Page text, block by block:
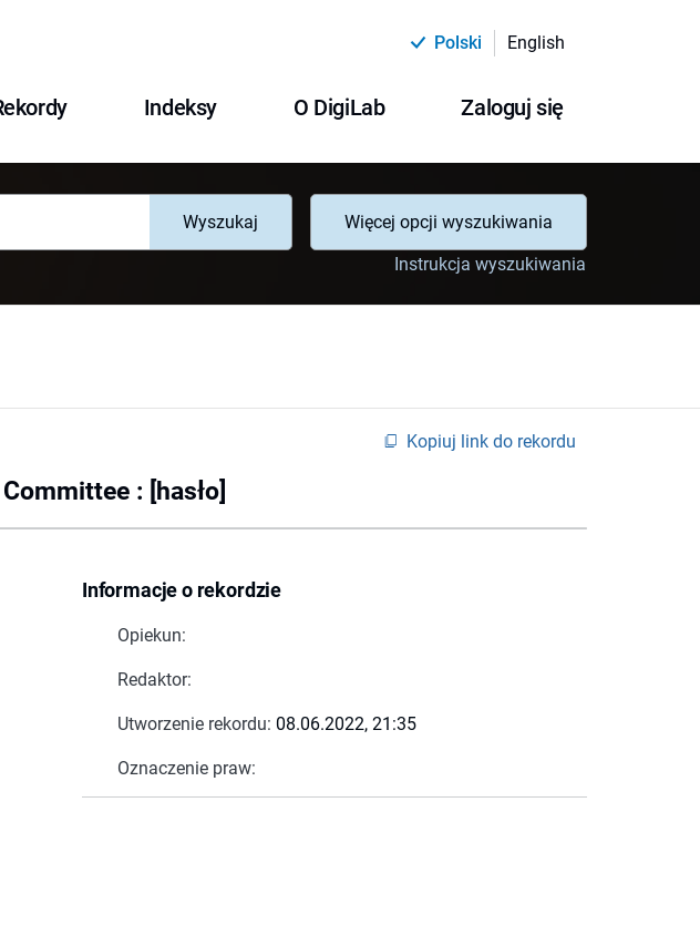
Polski English
Indeksy O DigiLab Zaloguj się
Wyszukaj
Więcej opcji wyszukiwania
Instrukcja wyszukiwania
Kopiuj link do rekordu
: [hasło]
Informacje o rekordzie
Opiekun:
Redaktor:
Utworzenie rekordu: 08.06.2022, 21:35
Oznaczenie praw: